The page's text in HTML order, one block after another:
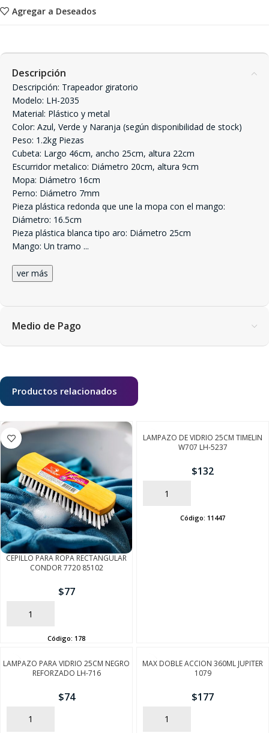
Agregar a Deseados
Descripción
Descripción: Trapeador giratorio
Modelo: LH-2035
Material: Plástico y metal
Color: Azul, Verde y Naranja (según disponibilidad de stock)
Peso: 1.2kg Piezas
Cubeta: Largo 46cm, ancho 25cm, altura 22cm
Escurridor metalico: Diámetro 20cm, altura 9cm
Mopa: Diámetro 16cm
Perno: Diámetro 7mm
Pieza plástica redonda que une la mopa con el mango:
Diámetro: 16.5cm
Pieza plástica blanca tipo aro: Diámetro 25cm
Mango: Un tramo ...
ver más
Medio de Pago
Productos relacionados
CEPILLO PARA ROPA RECTANGULAR
CONDOR 7720 85102
$77
AÑADIR
Código: 178
LAMPAZO DE VIDRIO 25CM TIMELIN
W707 LH-5237
$132
AÑADIR
Código: 11447
LAMPAZO PARA VIDRIO 25CM NEGRO
REFORZADO LH-716
$74
AÑADIR
MAX DOBLE ACCION 360ML JUPITER
1079
$177
AÑADIR